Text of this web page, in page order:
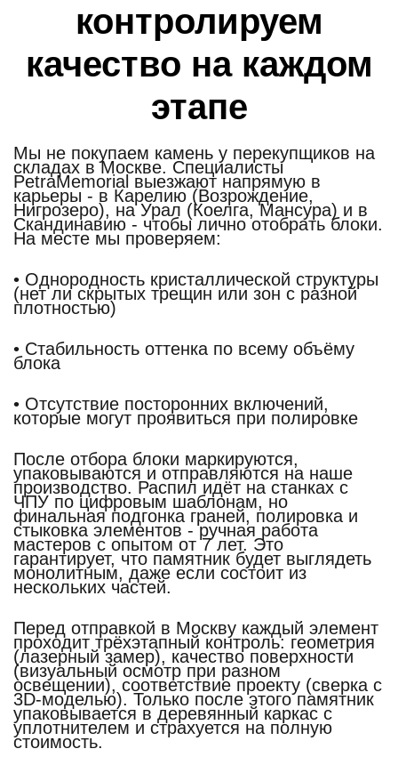
контролируем
качество на каждом
этапе
Мы не покупаем камень у перекупщиков на
складах в Москве. Специалисты
PetraMemorial выезжают напрямую в
карьеры - в Карелию (Возрождение,
Нигрозеро), на Урал (Коелга, Мансура) и в
Скандинавию - чтобы лично отобрать блоки.
На месте мы проверяем:
• Однородность кристаллической структуры
(нет ли скрытых трещин или зон с разной
плотностью)
• Стабильность оттенка по всему объёму
блока
• Отсутствие посторонних включений,
которые могут проявиться при полировке
После отбора блоки маркируются,
упаковываются и отправляются на наше
производство. Распил идёт на станках с
ЧПУ по цифровым шаблонам, но
финальная подгонка граней, полировка и
стыковка элементов - ручная работа
мастеров с опытом от 7 лет. Это
гарантирует, что памятник будет выглядеть
монолитным, даже если состоит из
нескольких частей.
Перед отправкой в Москву каждый элемент
проходит трёхэтапный контроль: геометрия
(лазерный замер), качество поверхности
(визуальный осмотр при разном
освещении), соответствие проекту (сверка с
3D-моделью). Только после этого памятник
упаковывается в деревянный каркас с
уплотнителем и страхуется на полную
стоимость.